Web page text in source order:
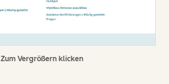
Zum Vergrößern klicken